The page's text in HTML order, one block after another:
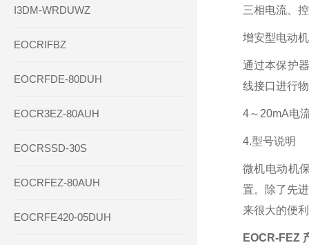
I3DM-WRDUWZ
EOCRIFBZ
EOCRFDE-80DUH
EOCR3EZ-80AUH
EOCRSSD-30S
EOCRFEZ-80AUH
EOCRFE420-05DUH
三相电流、
增安型电动
通过本保护
线接口进行
4～20mA电
4.型号说明
微机电动机
置。除了先
来很大的便
EOCR-FEZ